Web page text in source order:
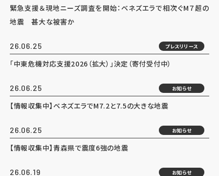
緊急支援＆現地ニーズ調査を開始：ベネズエラで相次ぐM７超の
地震 甚大な被害か
26.06.25 プレスリリース
「中東危機対応支援2026（拡大）」決定（寄付受付中）
26.06.25 お知らせ
【情報収集中】ベネズエラでM7.2と7.5の大きな地震
26.06.25 お知らせ
【情報収集中】青森県で震度6強の地震
26.06.19 お知らせ